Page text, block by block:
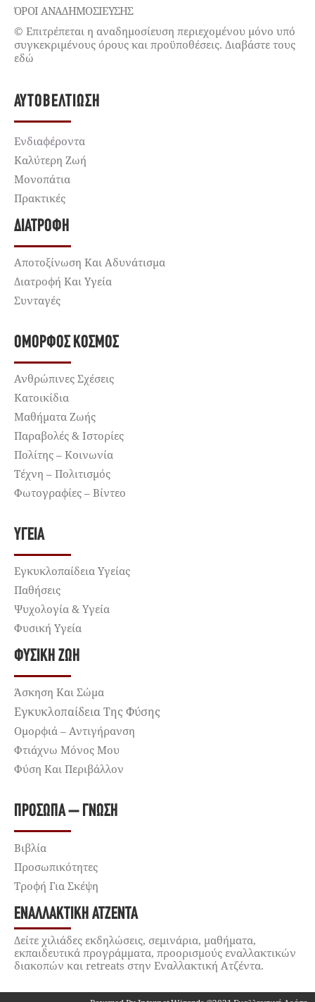
ΌΡΟΙ ΑΝΑΔΗΜΟΣΙΕΥΣΗΣ
© Επιτρέπεται η αναδημοσίευση περιεχομένου μόνο υπό
συγκεκριμένους όρους και προϋποθέσεις. Διαβάστε τους
εδώ
ΑΥΤΟΒΕΛΤΊΩΣΗ
Ενδιαφέροντα
Καλύτερη Ζωή
Μονοπάτια
Πρακτικές
ΔΙΑΤΡΟΦΉ
Αποτοξίνωση Και Αδυνάτισμα
Διατροφή Και Υγεία
Συνταγές
ΌΜΟΡΦΟΣ ΚΌΣΜΟΣ
Ανθρώπινες Σχέσεις
Κατοικίδια
Μαθήματα Ζωής
Παραβολές & Ιστορίες
Πολίτης – Κοινωνία
Τέχνη – Πολιτισμός
Φωτογραφίες – Βίντεο
ΥΓΕΊΑ
Εγκυκλοπαίδεια Υγείας
Παθήσεις
Ψυχολογία & Υγεία
Φυσική Υγεία
ΦΥΣΙΚΉ ΖΩΉ
Άσκηση Και Σώμα
Εγκυκλοπαίδεια Της Φύσης
Ομορφιά – Αντιγήρανση
Φτιάχνω Μόνος Μου
Φύση Και Περιβάλλον
ΠΡΌΣΩΠΑ – ΓΝΏΣΗ
Βιβλία
Προσωπικότητες
Τροφή Για Σκέψη
ΕΝΑΛΛΑΚΤΙΚΉ ΑΤΖΈΝΤΑ
Δείτε χιλιάδες εκδηλώσεις, σεμινάρια, μαθήματα,
εκπαιδευτικά προγράμματα, προορισμούς εναλλακτικών
διακοπών και retreats στην Εναλλακτική Ατζέντα.